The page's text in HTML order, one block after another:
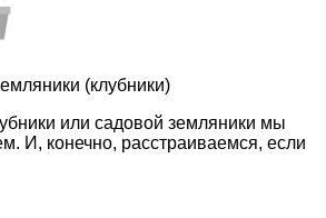
(клубники)
или садовой земляники мы
И, конечно, расстраиваемся, если